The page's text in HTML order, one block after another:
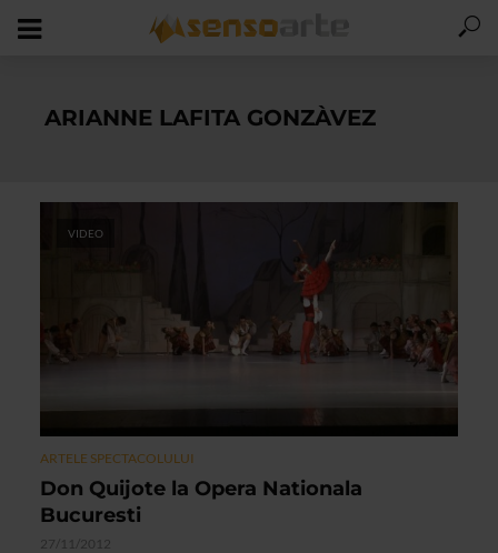
ARIANNE LAFITA GONZÀVEZ
VIDEO
ARTELE SPECTACOLULUI
Don Quijote la Opera Nationala
Bucuresti
27/11/2012